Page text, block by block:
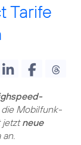
Tarife
Mobilfunk-
jetztneue